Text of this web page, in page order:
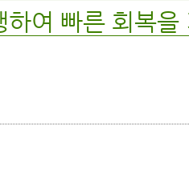
하여 빠른 회복을